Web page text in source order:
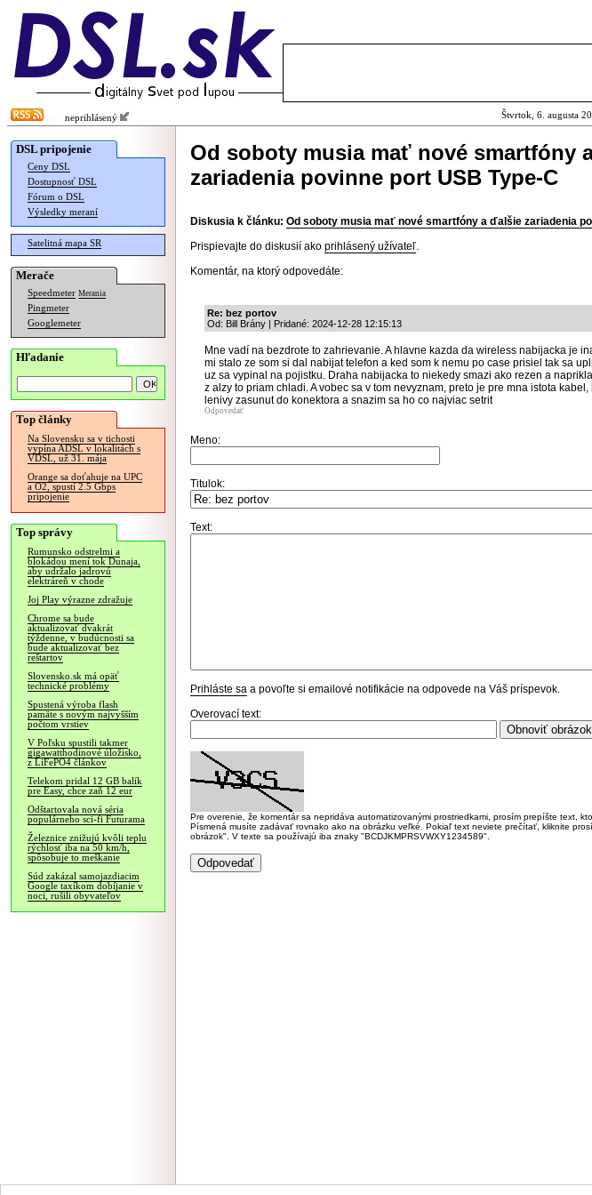
neprihlásený Štvrtok, 6. augusta
DSL pripojenie
Ceny DSL
Dostupnosť DSL
Fórum o DSL
Výsledky meraní
Satelitná mapa SR
Merače
Speedmeter Merania
Pingmeter
Googlemeter
Hľadanie
Top články
Na Slovensku sa v tichosti
vypína ADSL v lokalitách s
VDSL, už 31. mája
Orange sa doťahuje na UPC
a O2, spustí 2.5 Gbps
pripojenie
Top správy
Rumunsko odstrelmi a
blokádou mení tok Dunaja,
aby udržalo jadrovú
elektráreň v chode
Joj Play výrazne zdražuje
Chrome sa bude
aktualizovať dvakrát
týždenne, v budúcnosti sa
bude aktualizovať bez
reštartov
Slovensko.sk má opäť
technické problémy
Spustená výroba flash
pamäte s novým najvyšším
počtom vrstiev
V Poľsku spustili takmer
gigawatthodinové úložisko,
z LiFePO4 článkov
Telekom pridal 12 GB balík
pre Easy, chce zaň 12 eur
Odštartovala nová séria
populárneho sci-fi Futurama
Železnice znižujú kvôli teplu
rýchlosť iba na 50 km/h,
spôsobuje to meškanie
Súd zakázal samojazdiacim
Google taxíkom dobíjanie v
noci, rušili obyvateľov
Od soboty musia mať nové smartfóny
zariadenia povinne port USB Type-C
Diskusia k článku: Od soboty musia mať nové smartfóny a ďalšie zariadenia
Prispievajte do diskusií ako prihlásený užívateľ.
Komentár, na ktorý odpovedáte:
Re: bez portov
Od: Bill Brány | Pridané: 2024-12-28 12:15:13
Mne vadí na bezdrote to zahrievanie. A hlavne kazda da wireless nabijacka je
mi stalo ze som si dal nabijat telefon a ked som k nemu po case prisiel tak sa
uz sa vypinal na pojistku. Draha nabijacka to niekedy smazi ako rezen a
z alzy to priam chladi. A vobec sa v tom nevyznam, preto je pre mna istota kabel,
lenivy zasunut do konektora a snazim sa ho co najviac setrit
Odpovedať
Meno:
Titulok:
Text:
Prihláste sa a povoľte si emailové notifikácie na odpovede na Váš príspevok.
Overovací text:
Pre overenie, že komentár sa nepridáva automatizovanými prostriedkami, prosím prepíšte text,
Písmená musíte zadávať rovnako ako na obrázku veľké. Pokiaľ text neviete prečítať, kliknite
obrázok". V texte sa používajú iba znaky "BCDJKMPRSVWXY1234589".